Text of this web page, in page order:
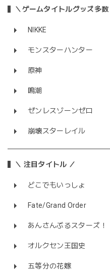
＼ゲームタイトルグッズ多数
NIKKE
モンスターハンター
原神
鳴潮
ゼンレスゾーンゼロ
崩壊スターレイル
＼ 注目タイトル ／
どこでもいっしょ
Fate/Grand Order
あんさんぶるスターズ！
オルクセン王国史
五等分の花嫁